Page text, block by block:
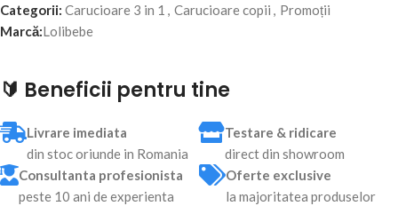
Categorii: Carucioare 3 in 1 , Carucioare copii , Promoții
Marcă:Lolibebe
🔰 Beneficii pentru tine
Livrare imediata
din stoc oriunde in Romania
Testare & ridicare
direct din showroom
Consultanta profesionista
peste 10 ani de experienta
Oferte exclusive
la majoritatea produselor